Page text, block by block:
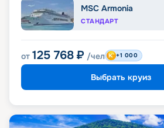
MSC Armonia
СТАНДАРТ
от 125 768 ₽ /чел +1 000
Выбрать круиз